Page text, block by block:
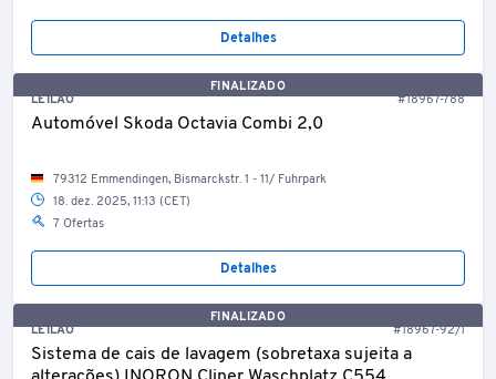
Detalhes
FINALIZADO
LEILÃO
#18967-788
Automóvel Skoda Octavia Combi 2,0
79312 Emmendingen, Bismarckstr. 1 - 11/ Fuhrpark
18. dez. 2025, 11:13 (CET)
7 Ofertas
Detalhes
FINALIZADO
LEILÃO
#18967-92/1
Sistema de cais de lavagem (sobretaxa sujeita a